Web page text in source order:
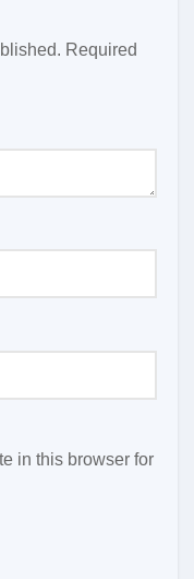
Required
in this browser for